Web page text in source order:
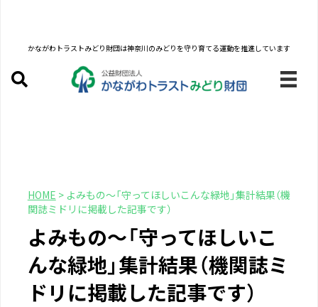
かながわトラストみどり財団は神奈川のみどりを守り育てる運動を推進しています
HOME > よみもの～「守ってほしいこんな緑地」集計結果（機
関誌ミドリに掲載した記事です）
よみもの～「守ってほしいこ
んな緑地」集計結果（機関誌ミ
ドリに掲載した記事です）